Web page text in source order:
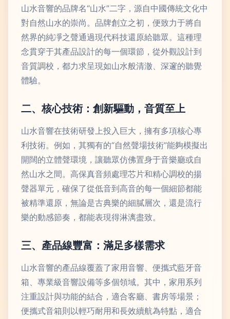
山水音響的品牌名“山水”二字，源自中國傳統文化中
對自然山水的崇尚。品牌創立之初，便致力于將自
然界的純凈之聲通過現代科技還原給聽眾。這種理
念貫穿于其產品設計的每一個環節，從外觀設計到
音質調校，都力求呈現如山水般清澈、深邃的聽覺
體驗。
二、核心技術：創新驅動，音質至上
山水音響在技術研發上投入巨大，擁有多項核心專
利技術。例如，其獨有的“自然聲場技術”能夠模擬出
開闊的立體聲環境，讓聽眾仿佛置身于音樂廳或自
然山水之間。高保真音頻處理芯片和精心調校的揚
聲器單元，確保了從低音到高音的每一個細節都能
被精準還原，無論是古典樂的細膩層次，還是流行
樂的動感節奏，都能表現得淋漓盡致。
三、產品線豐富：滿足多樣需求
山水音響的產品線覆蓋了家用音響、便攜式藍牙音
箱、專業級音響設備等多個領域。其中，家用系列
注重設計與功能的結合，適合客廳、書房等場景；
便攜式音箱則以輕巧耐用和長效續航為特點，適合